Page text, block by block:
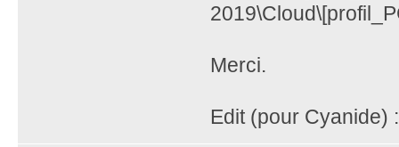
Merci.
Edit (pour Cyanide)